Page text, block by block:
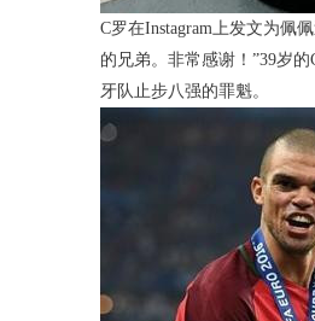
C罗在Instagram上发文为佩
的兄弟。非常感谢！”39岁
牙队止步八强的罪魁。